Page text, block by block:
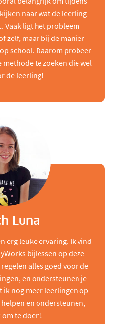
naar wat de leerling
Vaak ligt het probleem
zelf, maar bij de manier
school. Daarom probeer
te zoeken die wel
de leerling!
Luna
erg leuke ervaring. Ik vind
bijlessen op deze
alles goed voor de
en ondersteunen je
ik nog meer leerlingen op
en ondersteunen,
om te doen!